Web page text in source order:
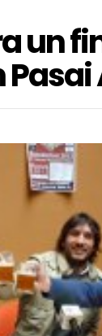
un